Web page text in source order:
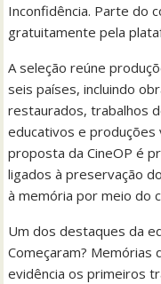
Inconfidência. Parte do
gratuitamente pela
A seleção reúne
seis países, incluindo
restaurados, trabalhos
educativos e produções
proposta da CineOP é
ligados à preservação
à memória por meio do
Um dos destaques da
Começaram? Memórias
evidência os primeiros